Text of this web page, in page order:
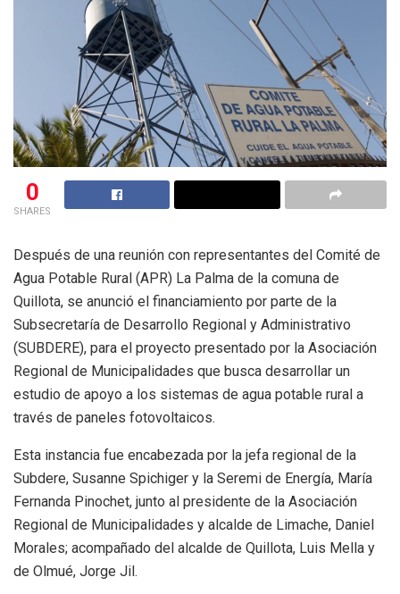
0
SHARES
Después de una reunión con representantes del Comité de
Agua Potable Rural (APR) La Palma de la comuna de
Quillota, se anunció el financiamiento por parte de la
Subsecretaría de Desarrollo Regional y Administrativo
(SUBDERE), para el proyecto presentado por la Asociación
Regional de Municipalidades que busca desarrollar un
estudio de apoyo a los sistemas de agua potable rural a
través de paneles fotovoltaicos.
Esta instancia fue encabezada por la jefa regional de la
Subdere, Susanne Spichiger y la Seremi de Energía, María
Fernanda Pinochet, junto al presidente de la Asociación
Regional de Municipalidades y alcalde de Limache, Daniel
Morales; acompañado del alcalde de Quillota, Luis Mella y
de Olmué, Jorge Jil.